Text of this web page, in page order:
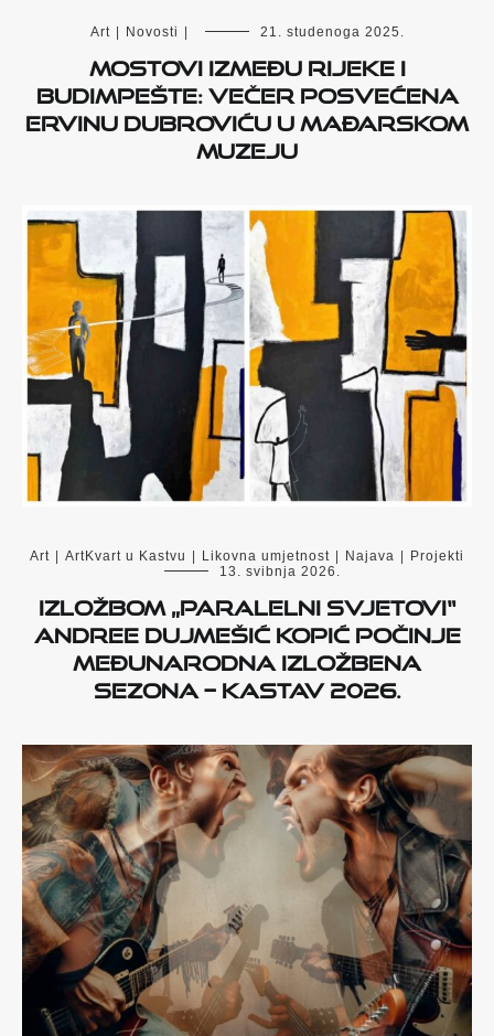
Art Novosti 21. studenoga 2025.
Mostovi između Rijeke i
Budimpešte: Večer posvećena
Ervinu Dubroviću u Mađarskom
muzeju
Art | ArtKvart u Kastvu | Likovna umjetnost | Najava | Projekti
13. svibnja 2026.
Izložbom „Paralelni svjetovi“
Andree Dujmešić Kopić počinje
Međunarodna izložbena
sezona – Kastav 2026.